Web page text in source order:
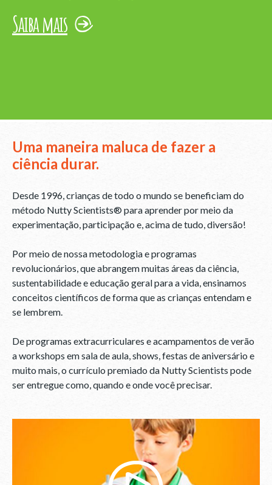
Saiba mais
Uma maneira maluca de fazer a
ciência durar.
Desde 1996, crianças de todo o mundo se beneficiam do
método Nutty Scientists® para aprender por meio da
experimentação, participação e, acima de tudo, diversão!
Por meio de nossa metodologia e programas
revolucionários, que abrangem muitas áreas da ciência,
sustentabilidade e educação geral para a vida, ensinamos
conceitos científicos de forma que as crianças entendam e
se lembrem.
De programas extracurriculares e acampamentos de verão
a workshops em sala de aula, shows, festas de aniversário e
muito mais, o currículo premiado da Nutty Scientists pode
ser entregue como, quando e onde você precisar.